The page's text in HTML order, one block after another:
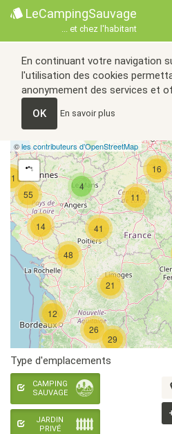
LeCampingSauvage
... et chez l'habitant
En continuant votre navigation
l'utilisation des cookies
anonymement des services et
OK
En savoir plus
4
11
21
55
48
26
16
14
29
21
41
12
©les contributeurs d’OpenStreetMap
Type d'emplacements
CAMPING
SAUVAGE
JARDIN
PRIVÉ